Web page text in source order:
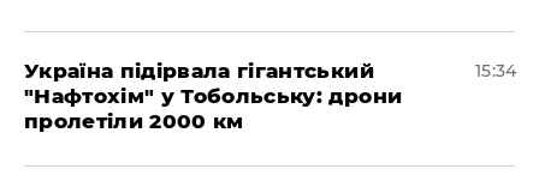
Україна підірвала гігантський
"Нафтохім" у Тобольську: дрони
пролетіли 2000 км
15:34